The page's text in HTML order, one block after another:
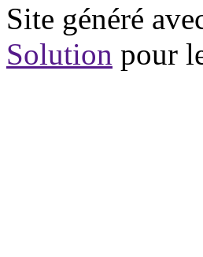
Site généré
Solution pour